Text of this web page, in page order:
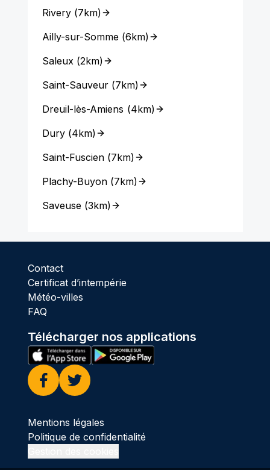
Rivery(7km)
Ailly-sur-Somme(6km)
Saleux(2km)
Saint-Sauveur(7km)
Dreuil-lès-Amiens (4km)
Dury(4km)
Saint-Fuscien(7km)
Plachy-Buyon(7km)
Saveuse(3km)
Contact
Certificat d’intempérie
Météo-villes
FAQ
Télécharger nos applications
Facebook
Twitter
Mentions légales
Politique de confidentialité